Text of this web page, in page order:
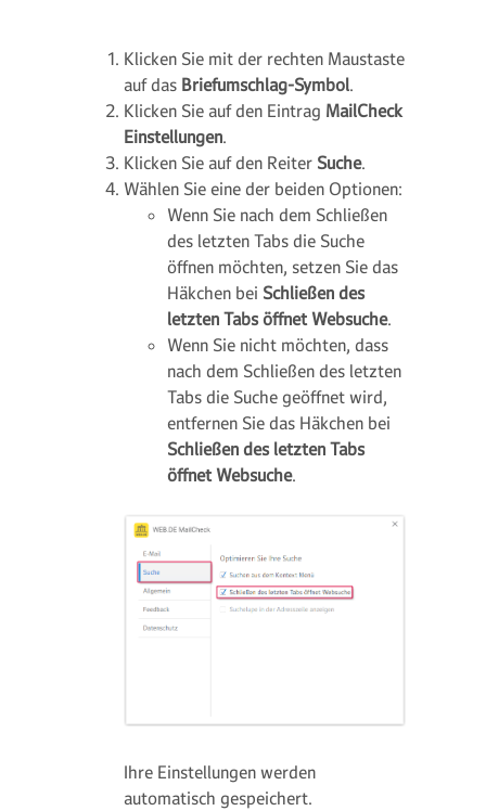
Klicken Sie mit der rechten Maustaste
auf das Briefumschlag-Symbol.
Klicken Sie auf den Eintrag MailCheck
Einstellungen.
Klicken Sie auf den Reiter Suche.
Wählen Sie eine der beiden Optionen:
Wenn Sie nach dem Schließen
des letzten Tabs die Suche
öffnen möchten, setzen Sie das
Häkchen bei Schließen des
letzten Tabs öffnet Websuche.
Wenn Sie nicht möchten, dass
nach dem Schließen des letzten
Tabs die Suche geöffnet wird,
entfernen Sie das Häkchen bei
Schließen des letzten Tabs
öffnet Websuche.
Ihre Einstellungen werden
automatisch gespeichert.